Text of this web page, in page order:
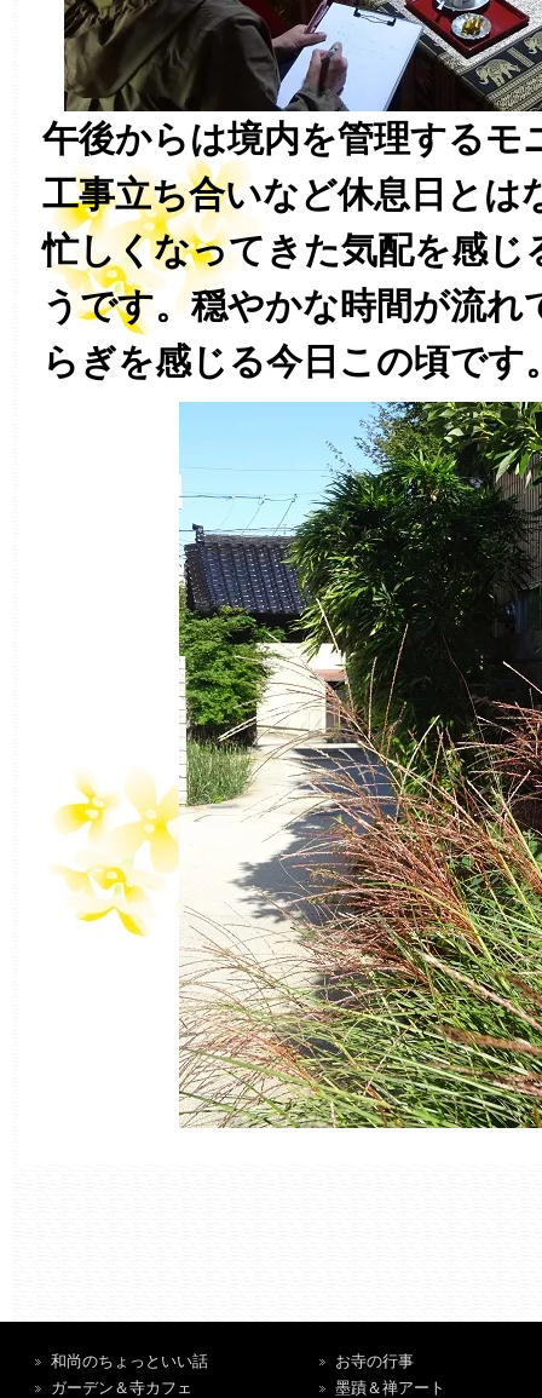
午後からは境内を管理するモ
工事立ち合いなど休息日とは
忙しくなってきた気配を感じ
うです。穏やかな時間が流れ
らぎを感じる今日この頃です
和尚のちょっといい話
ガーデン＆寺カフェ
お寺の行事
墨蹟＆禅アート